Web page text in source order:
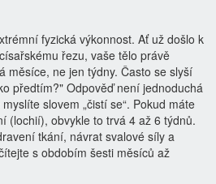
fyzická výkonnost. Ať už došlo k
řezu, vaše tělo právě
měsíce, ne jen týdny. Často se slyší
předtím?" Odpověď není jednoduchá
slovem „čistí se“. Pokud máte
(lochií), obvykle to trvá 4 až 6 týdnů.
tkání, návrat svalové síly a
s obdobím šesti měsíců až